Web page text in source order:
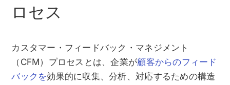
ロセス
カスタマー・フィードバック・マネジメント
（CFM）プロセスとは、企業が顧客からのフィード
バックを効果的に収集、分析、対応するための構造